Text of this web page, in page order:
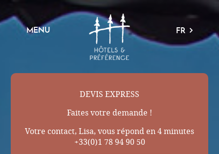
MENU FR
DEVIS EXPRESS
Faites votre demande !
Votre contact, Lisa, vous répond en 4 minutes
+33(0)1 78 94 90 50